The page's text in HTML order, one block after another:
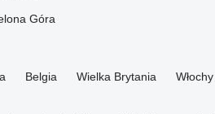
Góra
Belgia Wielka Brytania Włochy